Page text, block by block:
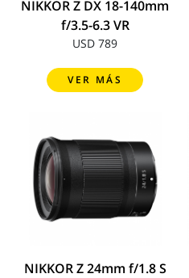
NIKKOR Z DX 18-140mm
f/3.5-6.3 VR
USD 789
VER MÁS
NIKKOR Z 24mm f/1.8 S